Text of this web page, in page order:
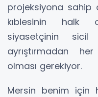
projeksiyona sahip
kıblesinin halk
siyasetçinin
ayrıştırmadan
olması gerekiyor.
Mersin benim için